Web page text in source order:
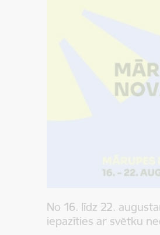
No 16. līdz 22.
iepazīties ar svētku